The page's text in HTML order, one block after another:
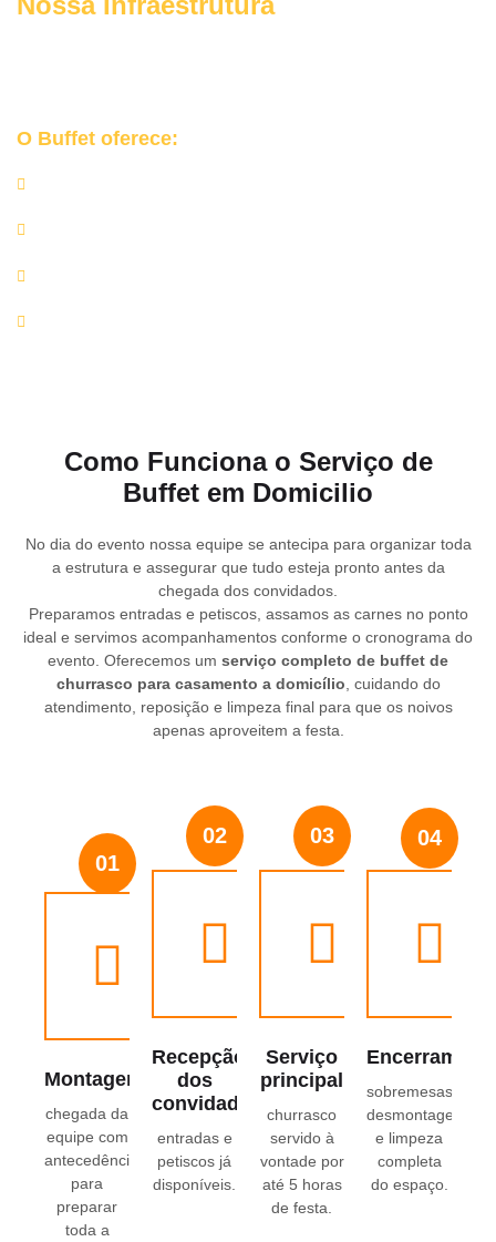
O Buffet oferece:
Como Funciona o Serviço de
Buffet em Domicilio
No dia do evento nossa equipe se antecipa para organizar toda
a estrutura e assegurar que tudo esteja pronto antes da
chegada dos convidados.
Preparamos entradas e petiscos, assamos as carnes no ponto
ideal e servimos acompanhamentos conforme o cronograma do
evento. Oferecemos um serviço completo de buffet de
churrasco para casamento a domicílio , cuidando do
atendimento, reposição e limpeza final para que os noivos
apenas aproveitem a festa.
Montagem
chegada da
equipe com
antecedência
para
preparar
toda a
01
Recepção
dos
convidados
entradas e
petiscos já
disponíveis.
02
Serviço
principal
churrasco
servido à
vontade por
até 5 horas
de festa.
03
sobremesas,
desmontagem
e limpeza
completa
do espaço.
04